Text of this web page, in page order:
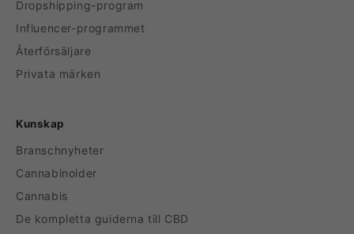
Dropshipping-program
Influencer-programmet
Återförsäljare
Privata märken
Kunskap
Branschnyheter
Cannabinoider
Cannabis
De kompletta guiderna till CBD